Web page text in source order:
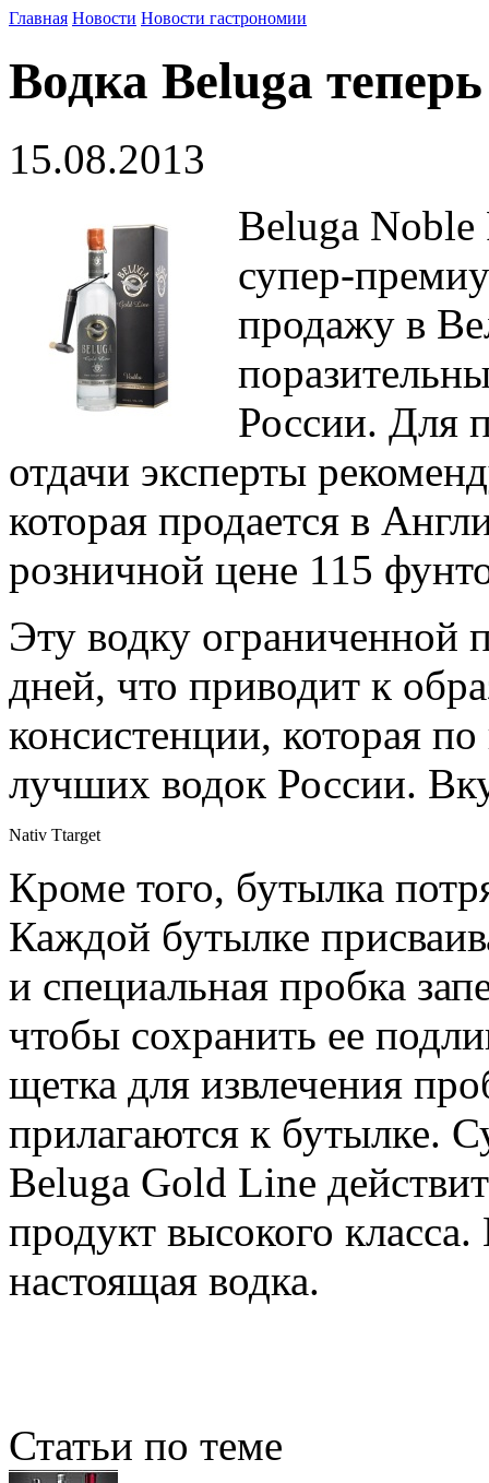
Главная Новости Новости гастрономии
Водка Beluga
15.08.2013
Beluga Noble
супер-
продажу в
России. Для
отдачи эксперты
которая продается в
розничной цене 115
Эту водку ограниченной
дней, что приводит к
консистенции, которая
лучших водок России.
Nativ Ttarget
Кроме того, бутылка
Каждой бутылке
и специальная пробка
чтобы сохранить ее
щетка для извлечения
прилагаются к бутылке.
Beluga Gold Line
продукт высокого
настоящая водка.
Статьи по теме